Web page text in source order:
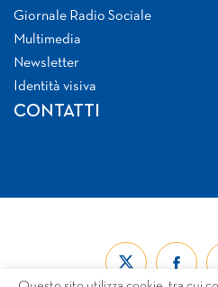
Giornale Radio Sociale
Multimedia
Newsletter
Identità visiva
CONTATTI